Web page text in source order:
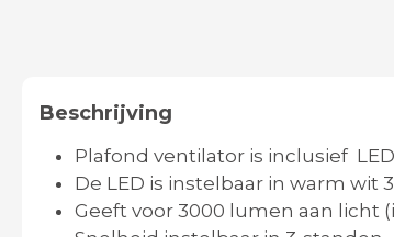
Beschrijving
Plafond ventilator is inclusief LED
De LED is instelbaar in warm wit
Geeft voor 3000 lumen aan licht